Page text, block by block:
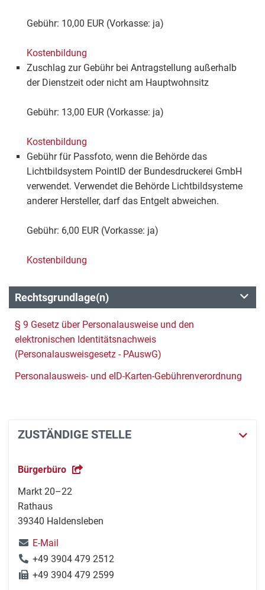
Gebühr: 10,00 EUR (Vorkasse: ja)
Kostenbildung
Zuschlag zur Gebühr bei Antragstellung außerhalb
der Dienstzeit oder nicht am Hauptwohnsitz
Gebühr: 13,00 EUR (Vorkasse: ja)
Kostenbildung
Gebühr für Passfoto, wenn die Behörde das
Lichtbildsystem PointID der Bundesdruckerei GmbH
verwendet. Verwendet die Behörde Lichtbildsysteme
anderer Hersteller, darf das Entgelt abweichen.
Gebühr: 6,00 EUR (Vorkasse: ja)
Kostenbildung
Rechtsgrundlage(n)
§ 9 Gesetz über Personalausweise und den
elektronischen Identitätsnachweis
(Personalausweisgesetz - PAuswG)
Personalausweis- und eID-Karten-Gebührenverordnung
ZUSTÄNDIGE STELLE
Bürgerbüro
Markt 20–22
Rathaus
39340 Haldensleben
E-Mail
+49 3904 479 2512
+49 3904 479 2599